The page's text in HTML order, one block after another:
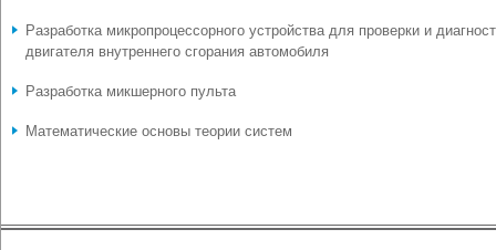
Разработка микропроцессорного устройства для проверки и
двигателя внутреннего сгорания автомобиля
Разработка микшерного пульта
Математические основы теории систем